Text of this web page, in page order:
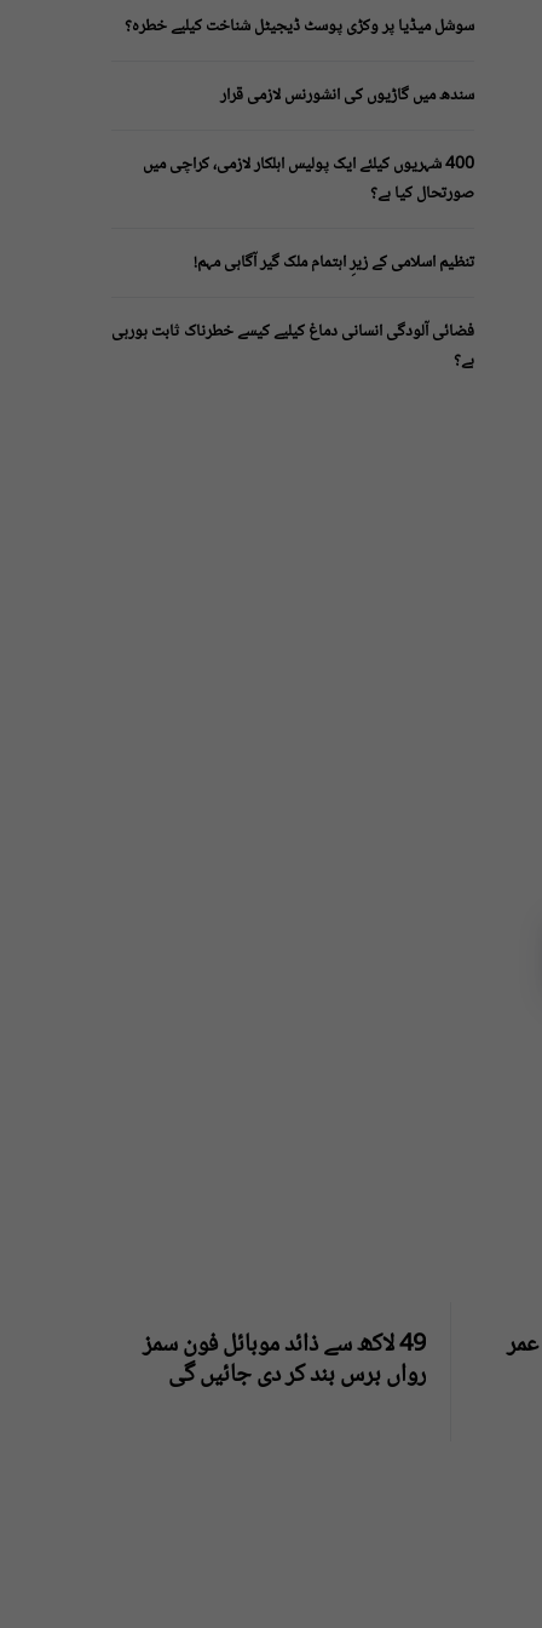
سوشل میڈیا پر وکڑی پوسٹ ڈیجیٹل شناخت کیلیے خطرہ؟
سندھ میں گاڑیوں کی انشورنس لازمی قرار
400 شہریوں کیلئے ایک پولیس اہلکار لازمی، کراچی میں
صورتحال کیا ہے؟
تنظیم اسلامی کے زیرِ اہتمام ملک گیر آگاہی مہم!
فضائی آلودگی انسانی دماغ کیلیے کیسے خطرناک ثابت ہورہی
ہے؟
49 لاکھ سے ذائد موبائل فون سمز
رواں برس بند کر دی جائیں گی